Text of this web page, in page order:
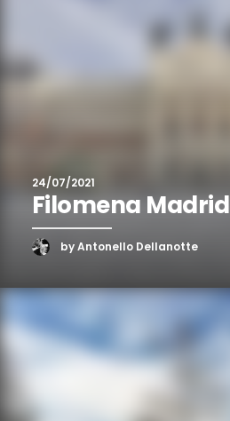
24/07/2021
Filomena Madrid
by Antonello Dellanotte